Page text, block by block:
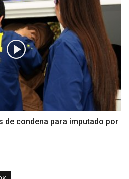
de condena para imputado por